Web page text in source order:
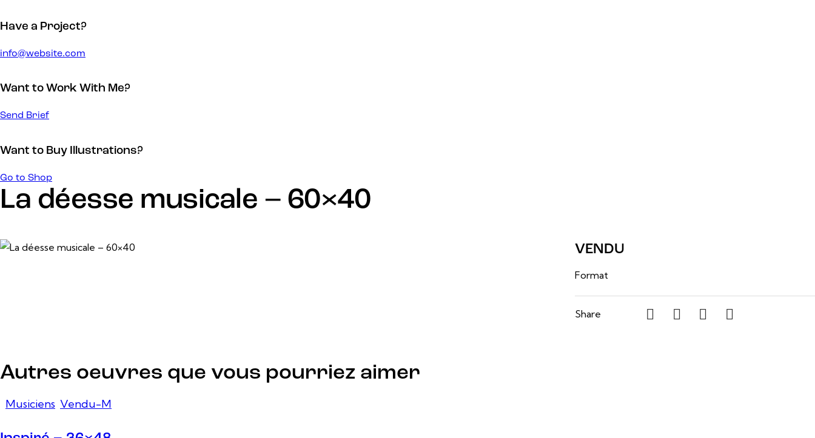
Have a Project?
info@website.com
Want to Work With Me?
Send Brief
Want to Buy Illustrations?
Go to Shop
La déesse musicale – 60×40
VENDU
Format
Share
Autres oeuvres que vous pourriez aimer
Musiciens Vendu-M